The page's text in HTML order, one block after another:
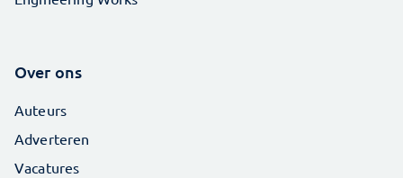
Over ons
Auteurs
Adverteren
Vacatures